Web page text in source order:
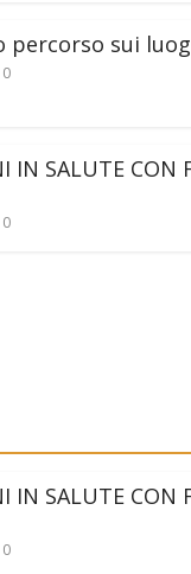
percorso sui
0
IN SALUTE CON
0
IN SALUTE CON
0